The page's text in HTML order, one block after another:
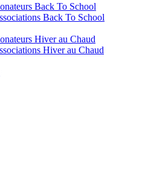
Back To School
Back To School
Hiver au Chaud
Hiver au Chaud